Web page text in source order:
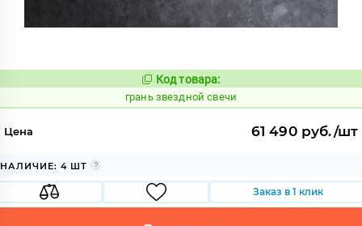
Код:
316209
Код товара:
грань звездной свечи
Цена 61 490 руб./шт
НАЛИЧИЕ: 4 ШТ
Заказ в 1 клик